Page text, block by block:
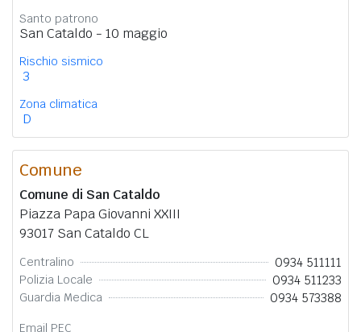
Santo patrono
San Cataldo - 10 maggio
Rischio sismico
3
Zona climatica
D
Comune
Comune di San Cataldo
Piazza Papa Giovanni XXIII
93017 San Cataldo CL
Centralino 0934 511111
Polizia Locale 0934 511233
Guardia Medica 0934 573388
Email PEC